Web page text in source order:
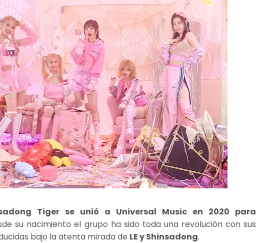
Tiger se unió a Universal Music en 2020 para
su nacimiento el grupo ha sido toda una revolución con sus
bajo la atenta mirada de LE y Shinsadong.